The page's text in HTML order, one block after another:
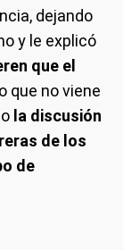
dejando
y le explicó
que el
que no viene
la discusión
de los
de